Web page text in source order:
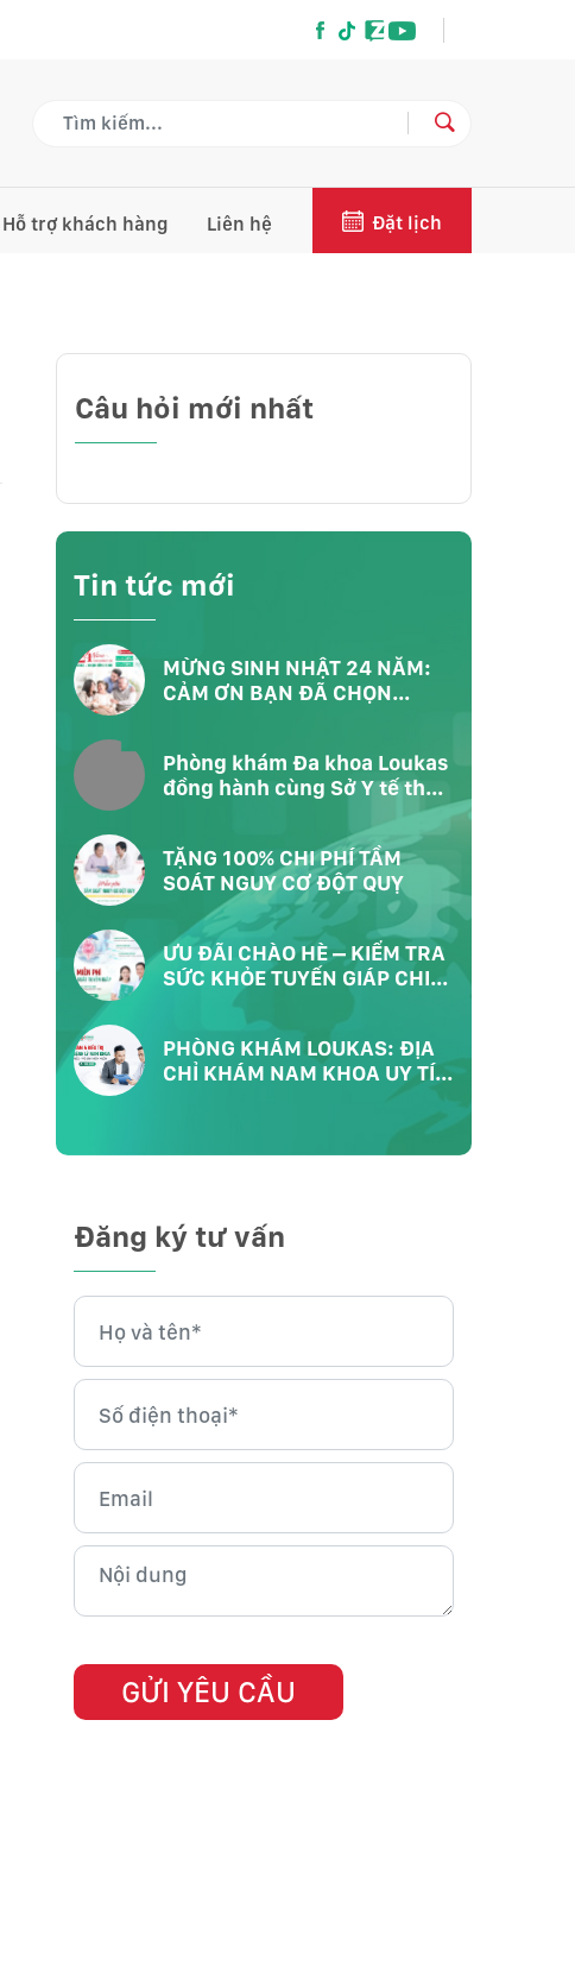
Hỗ trợ khách hàng Liên hệ Đặt lịch
Câu hỏi mới nhất
Tin tức mới
MỪNG SINH NHẬT 24 NĂM:
CẢM ƠN BẠN ĐÃ CHỌN
Phòng khám Đa khoa Loukas
đồng hành cùng Sở Y tế thực
hiện chương trình khám sức
khỏe toàn dân tại Phường
Bàn Cờ TP.HCM
TẶNG 100% CHI PHÍ TẦM
SOÁT NGUY CƠ ĐỘT QUỴ
ƯU ĐÃI CHÀO HÈ – KIỂM TRA
SỨC KHỎE TUYẾN GIÁP CHI
PHÒNG KHÁM LOUKAS: ĐỊA
CHỈ KHÁM NAM KHOA UY TÍN
Đăng ký tư vấn